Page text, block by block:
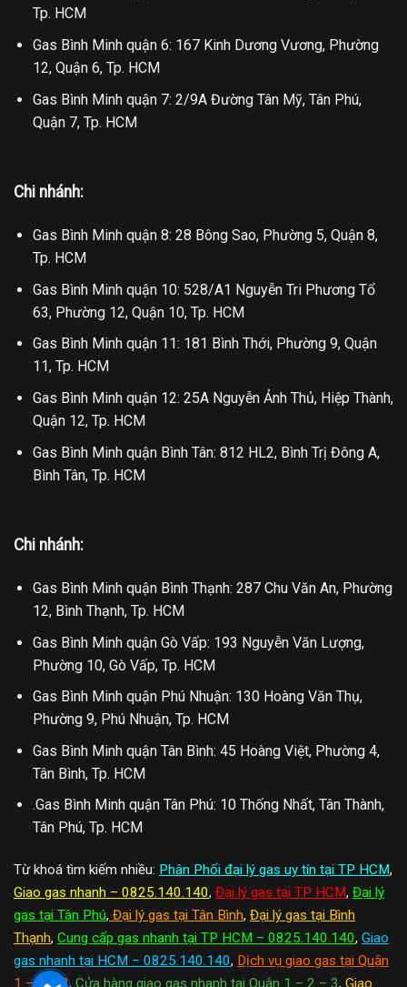
Tp. HCM
Gas Bình Minh quận 6: 167 Kinh Dương Vương, Phường
12, Quận 6, Tp. HCM
Gas Bình Minh quận 7: 2/9A Đường Tân Mỹ, Tân Phú,
Quận 7, Tp. HCM
Chi nhánh:
Gas Bình Minh quận 8: 28 Bông Sao, Phường 5, Quận 8,
Tp. HCM
Gas Bình Minh quận 10: 528/A1 Nguyễn Tri Phương Tổ
63, Phường 12, Quận 10, Tp. HCM
Gas Bình Minh quận 11: 181 Bình Thới, Phường 9, Quận
11, Tp. HCM
Gas Bình Minh quận 12: 25A Nguyễn Ảnh Thủ, Hiệp Thành,
Quận 12, Tp. HCM
Gas Bình Minh quận Bình Tân: 812 HL2, Bình Trị Đông A,
Bình Tân, Tp. HCM
Chi nhánh:
Gas Bình Minh quận Bình Thạnh: 287 Chu Văn An, Phường
12, Bình Thạnh, Tp. HCM
Gas Bình Minh quận Gò Vấp: 193 Nguyễn Văn Lượng,
Phường 10, Gò Vấp, Tp. HCM
Gas Bình Minh quận Phú Nhuận: 130 Hoàng Văn Thụ,
Phường 9, Phú Nhuận, Tp. HCM
Gas Bình Minh quận Tân Bình: 45 Hoàng Việt, Phường 4,
Tân Bình, Tp. HCM
.Gas Bình Minh quận Tân Phú: 10 Thống Nhất, Tân Thành,
Tân Phú, Tp. HCM
Từ khoá tìm kiếm nhiều: Phân Phối đại lý gas uy tín tại TP HCM,
Giao gas nhanh – 0825.140.140, Đại lý gas tại TP HCM, Đại lý
gas tại Tân Phú, Đại lý gas tại Tân Bình, Đại lý gas tại Bình
Thạnh, Cung cấp gas nhanh tại TP HCM – 0825.140.140, Giao
gas nhanh tại HCM – 0825.140.140, Dịch vụ giao gas tại Quận
1 – 2 – 3, Cửa hàng giao gas nhanh tại Quận 1 – 2 – 3, Giao